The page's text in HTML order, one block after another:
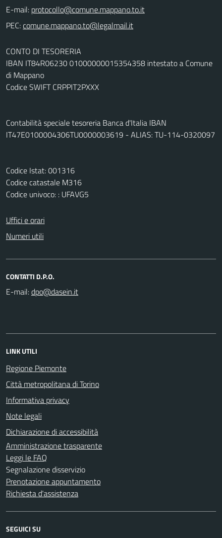
E-mail:
PEC:
CONTO DI TESORERIA
IBAN IT84R06230 01000000015354358 intestato a Comune
di Mappano
Codice SWIFT CRPPIT2PXXX
Contabilità speciale tesoreria Banca d'Italia IBAN
IT47E0100004306TU0000003619 - ALIAS: TU-114-0320097
Codice Istat: 001316
Codice catastale M316
Codice univoco: : UFAVG5
Uffici e orari
Numeri utili
CONTATTI D.P.O.
E-mail:
LINK UTILI
Regione Piemonte
Città metropolitana di Torino
Informativa privacy
Note legali
Dichiarazione di accessibilità
Amministrazione trasparente
Leggi le FAQ
Segnalazione disservizio
Prenotazione appuntamento
Richiesta d'assistenza
SEGUICI SU